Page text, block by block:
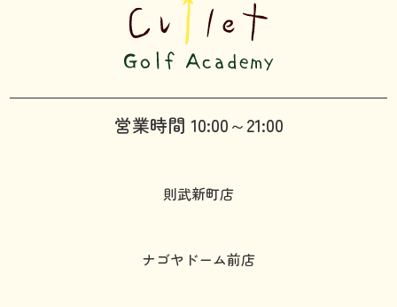
営業時間 10:00～21:00
則武新町店
ナゴヤドーム前店